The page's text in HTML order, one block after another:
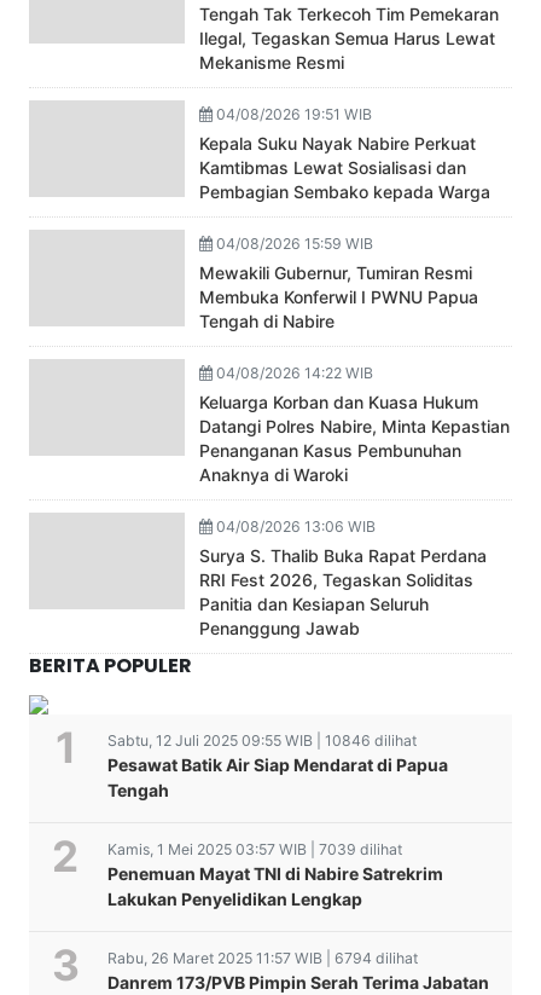
Tengah Tak Terkecoh Tim Pemekaran
Ilegal, Tegaskan Semua Harus Lewat
Mekanisme Resmi
04/08/2026 19:51 WIB
Kepala Suku Nayak Nabire Perkuat
Kamtibmas Lewat Sosialisasi dan
Pembagian Sembako kepada Warga
04/08/2026 15:59 WIB
Mewakili Gubernur, Tumiran Resmi
Membuka Konferwil I PWNU Papua
Tengah di Nabire
04/08/2026 14:22 WIB
Keluarga Korban dan Kuasa Hukum
Datangi Polres Nabire, Minta Kepastian
Penanganan Kasus Pembunuhan
Anaknya di Waroki
04/08/2026 13:06 WIB
Surya S. Thalib Buka Rapat Perdana
RRI Fest 2026, Tegaskan Soliditas
Panitia dan Kesiapan Seluruh
Penanggung Jawab
BERITA POPULER
Sabtu, 12 Juli 2025 09:55 WIB | 10846 dilihat
Pesawat Batik Air Siap Mendarat di Papua
Tengah
Kamis, 1 Mei 2025 03:57 WIB | 7039 dilihat
Penemuan Mayat TNI di Nabire Satrekrim
Lakukan Penyelidikan Lengkap
Rabu, 26 Maret 2025 11:57 WIB | 6794 dilihat
Danrem 173/PVB Pimpin Serah Terima Jabatan